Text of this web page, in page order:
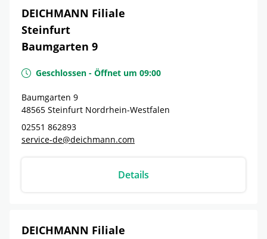
DEICHMANN Filiale
Steinfurt
Baumgarten 9
Geschlossen - Öffnet um 09:00
Baumgarten 9
48565 Steinfurt Nordrhein-Westfalen
02551 862893
service-de@deichmann.com
Details
DEICHMANN Filiale